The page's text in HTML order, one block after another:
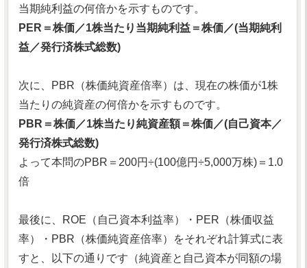
当期純利益の何倍かを示すものです。
PER＝株価／1株当たり当期純利益＝株価／(当期純利
益／発行済株式総数)
次に、PBR（株価純資産倍率）は、現在の株価が1株
当たりの純資産の何倍かを示すものです。
PBR＝株価／1株当たり純資産額＝株価／(自己資本／
発行済株式総数)
よって本問のPBR＝200円÷(100億円÷5,000万株)＝1.0
倍
最後に、ROE（自己資本利益率）・PER（株価収益
率）・PBR（株価純資産倍率）をそれぞれ計算式に表
すと、以下の通りです（純資産と自己資本が同額の場